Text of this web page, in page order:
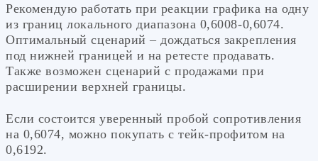
Рекомендую работать при реакции графика на одну
из границ локального диапазона 0,6008-0,6074.
Оптимальный сценарий – дождаться закрепления
под нижней границей и на ретесте продавать.
Также возможен сценарий с продажами при
расширении верхней границы.
Если состоится уверенный пробой сопротивления
на 0,6074, можно покупать с тейк-профитом на
0,6192.